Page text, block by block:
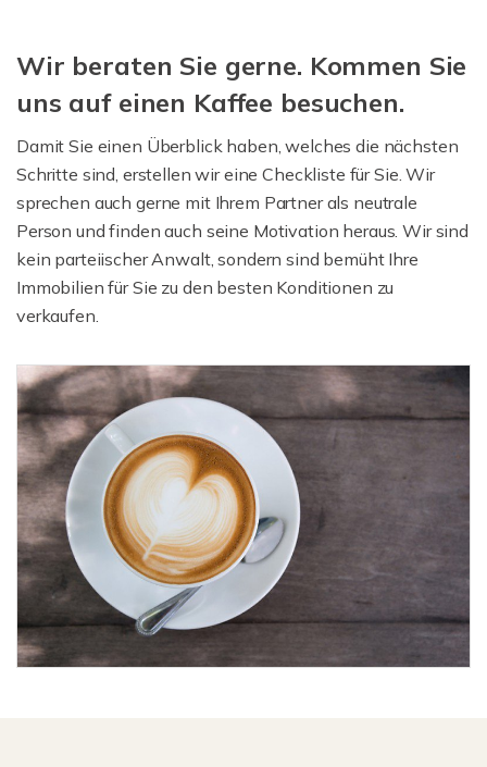
Wir beraten Sie gerne. Kommen Sie
uns auf einen Kaffee besuchen.
Damit Sie einen Überblick haben, welches die nächsten
Schritte sind, erstellen wir eine Checkliste für Sie. Wir
sprechen auch gerne mit Ihrem Partner als neutrale
Person und finden auch seine Motivation heraus. Wir sind
kein parteiischer Anwalt, sondern sind bemüht Ihre
Immobilien für Sie zu den besten Konditionen zu
verkaufen.